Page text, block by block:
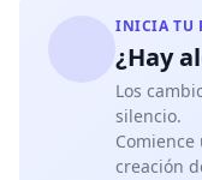
INICIA TU
¿Hay
Los
silencio.
creación